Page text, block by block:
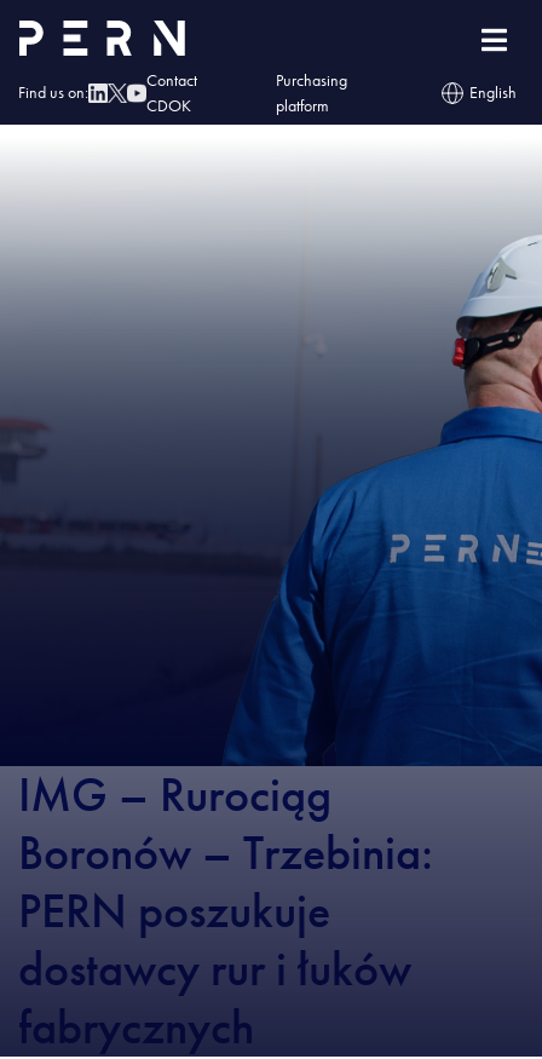
Find us on:
Contact
CDOK
Purchasing
platform
English
Home »IMG – Rurociąg Boronów – Trzebinia: PERN poszukuje dostawcy rur i
IMG – Rurociąg
Boronów – Trzebinia:
PERN poszukuje
dostawcy rur i łuków
fabrycznych